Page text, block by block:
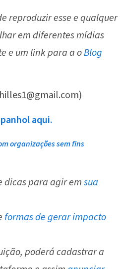
reproduzir esse e qualquer
em diferentes mídias
e um link para a oBlog
aqui.
organizações sem fins
dicas para agir emsua
formas de gerar impacto
poderá cadastrar a